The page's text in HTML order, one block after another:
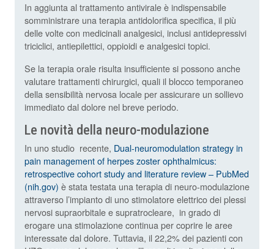
In aggiunta al trattamento antivirale è indispensabile
somministrare una terapia antidolorifica specifica, il più
delle volte con medicinali analgesici, inclusi antidepressivi
triciclici, antiepilettici, oppioidi e analgesici topici.
Se la terapia orale risulta insufficiente si possono anche
valutare trattamenti chirurgici, quali il blocco temporaneo
della sensibilità nervosa locale per assicurare un sollievo
immediato dal dolore nel breve periodo.
Le novità della neuro-modulazione
In uno studio recente, Dual-neuromodulation strategy in
pain management of herpes zoster ophthalmicus:
retrospective cohort study and literature review – PubMed
(nih.gov) è stata testata una terapia di neuro-modulazione
attraverso l’impianto di uno stimolatore elettrico dei plessi
nervosi supraorbitale e supratrocleare, in grado di
erogare una stimolazione continua per coprire le aree
interessate dal dolore. Tuttavia, il 22,2% dei pazienti con